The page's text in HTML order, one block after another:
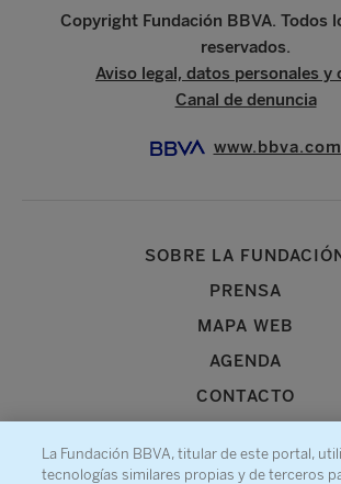
Copyright Fundación BBVA. Todos
reservados.
Aviso legal, datos personales y
Canal de denuncia
www.bbva.com
SOBRE LA
PRENSA
MAPA WEB
AGENDA
CONTACTO
La Fundación BBVA, titular de este portal,
tecnologías similares propias y de terceros